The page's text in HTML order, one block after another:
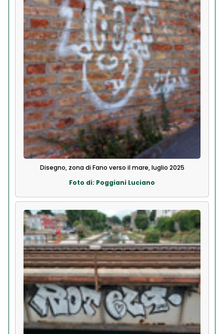
Disegno, zona di Fano verso il mare, luglio 2025
Foto di: Poggiani Luciano